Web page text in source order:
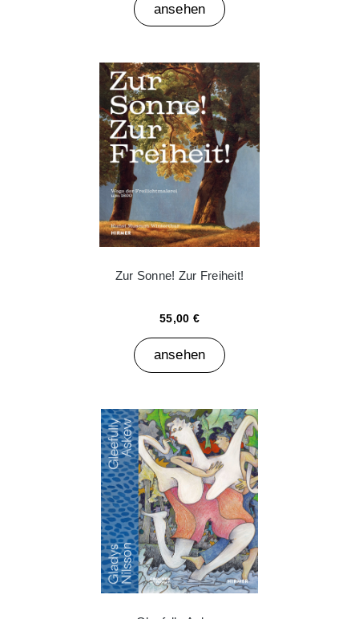
ansehen
Zur Sonne! Zur Freiheit!
55,00 €
ansehen